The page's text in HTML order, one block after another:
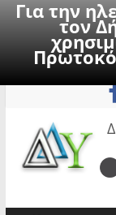
Για την
τον
to